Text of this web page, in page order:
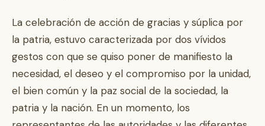
La celebración de acción de gracias y súplica por
la patria, estuvo caracterizada por dos vívidos
gestos con que se quiso poner de manifiesto la
necesidad, el deseo y el compromiso por la unidad,
el bien común y la paz social de la sociedad, la
patria y la nación. En un momento, los